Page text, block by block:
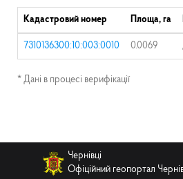
Кадастровий номер Площа, га
7310136300:10:003:0010 0.0069
* Дані в процесі верифікації
Чернівці
Офіційний геопортал